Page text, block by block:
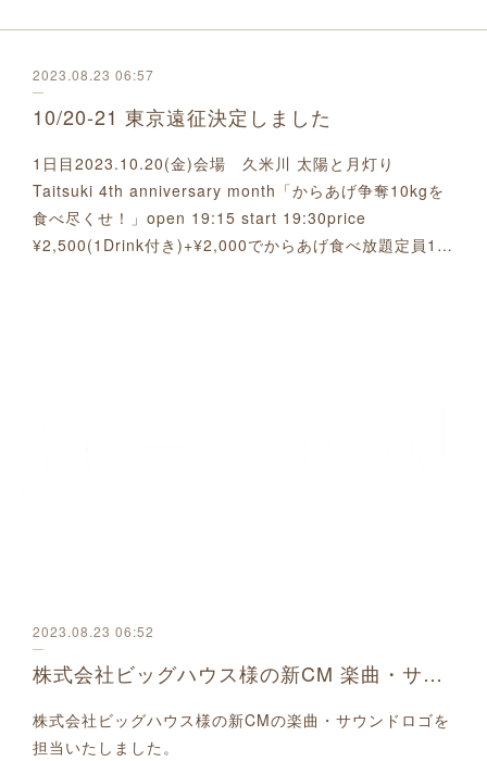
2023.08.23 06:57
10/20-21 東京遠征決定しました
1日目2023.10.20(金)会場 久米川 太陽と月灯り
Taitsuki 4th anniversary month「からあげ争奪10kgを
食べ尽くせ！」open 19:15 start 19:30price
¥2,500(1Drink付き)+¥2,000でからあげ食べ放題定員1…
2023.08.23 06:52
株式会社ビッグハウス様の新CM 楽曲・サウンドロゴを担当しました
株式会社ビッグハウス様の新CMの楽曲・サウンドロゴを
担当いたしました。